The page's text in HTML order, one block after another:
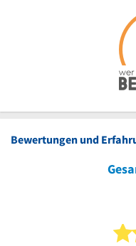
Bewertungen und